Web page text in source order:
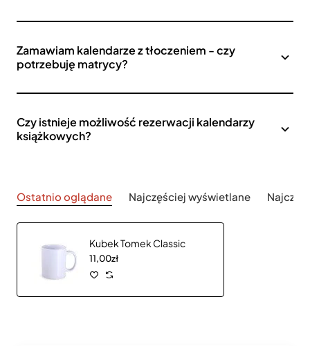
Zamawiam kalendarze z tłoczeniem - czy
potrzebuję matrycy?
Czy istnieje możliwość rezerwacji kalendarzy
książkowych?
Ostatnio oglądane Najczęściej wyświetlane
Kubek Tomek Classic
11,00zł